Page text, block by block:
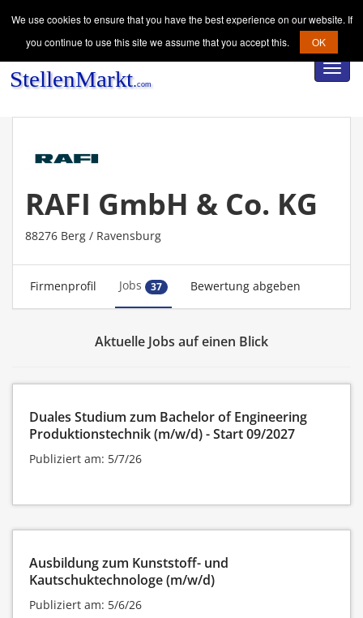
RAFI GmbH & Co. KG
88276 Berg / Ravensburg
Firmenprofil Jobs 37 Bewertung abgeben
Aktuelle Jobs auf einen Blick
Duales Studium zum Bachelor of Engineering
Produktionstechnik (m/w/d) - Start 09/2027
Publiziert am: 5/7/26
Ausbildung zum Kunststoff- und
Kautschuktechnologe (m/w/d)
Publiziert am: 5/6/26
We use cookies to ensure that you have the best experience on our website. If
you continue to use this site we assume that you accept this.
OK